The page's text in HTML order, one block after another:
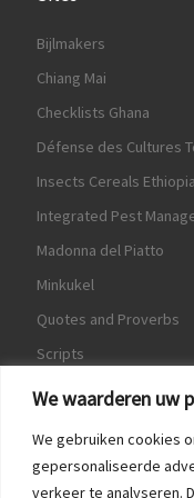
We waarderen uw
We gebruiken cookies
gepersonaliseerde
verkeer te analyseren.
Bijlmakers
Chiang Mai
Checklists Ghana
Défense des Cultures
Insects Cereals Ethiopia
Integrated Pest
Madonna del Piatto
Minkukel
Quotes and Proverbs
Scripts
World Crops Database